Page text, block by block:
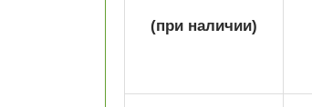
(при наличии)